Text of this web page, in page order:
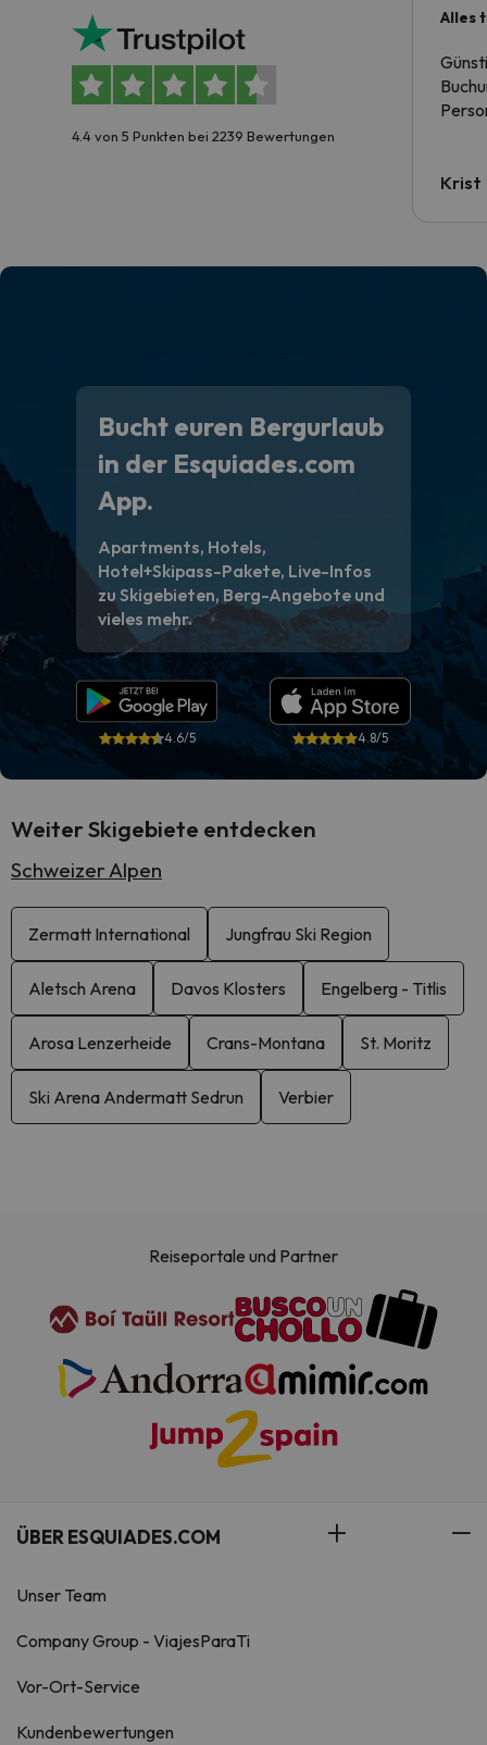
4.4 von 5 Punkten bei 2239 Bewertungen
Alles
Krist
Bucht euren Bergurlaub
in der Esquiades.com
App.
Apartments, Hotels,
Hotel+Skipass-Pakete, Live-Infos
zu Skigebieten, Berg-Angebote und
vieles mehr.
4.6/5 4.8/5
Weiter Skigebiete entdecken
Schweizer Alpen
Zermatt International Jungfrau Ski Region
Aletsch Arena Davos Klosters Engelberg - Titlis
Arosa Lenzerheide Crans-Montana St. Moritz
Ski Arena Andermatt Sedrun Verbier
Reiseportale und Partner
ÜBER ESQUIADES.COM
Unser Team
Company Group - ViajesParaTi
Vor-Ort-Service
Kundenbewertungen